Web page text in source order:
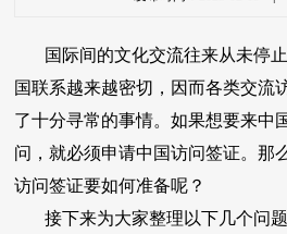
国际间的文化交流往来从未停
国联系越来越密切，因而各类交流
了十分寻常的事情。如果想要来中
问，就必须申请中国访问签证。那
访问签证要如何准备呢？
接下来为大家整理以下几个问